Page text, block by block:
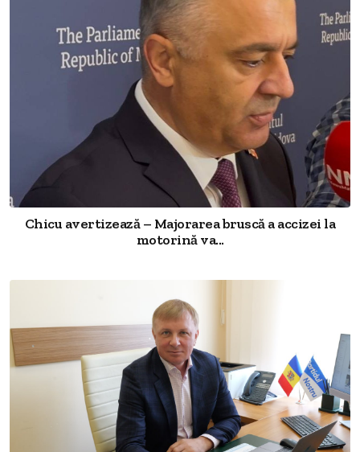
Chicu avertizează – Majorarea bruscă a accizei la
motorină va...